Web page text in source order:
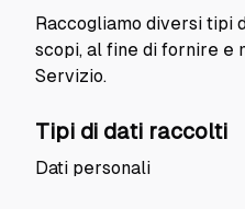
Raccogliamo diversi tipi
scopi, al fine di fornire e
Servizio.
Tipi di dati raccolti
Dati personali